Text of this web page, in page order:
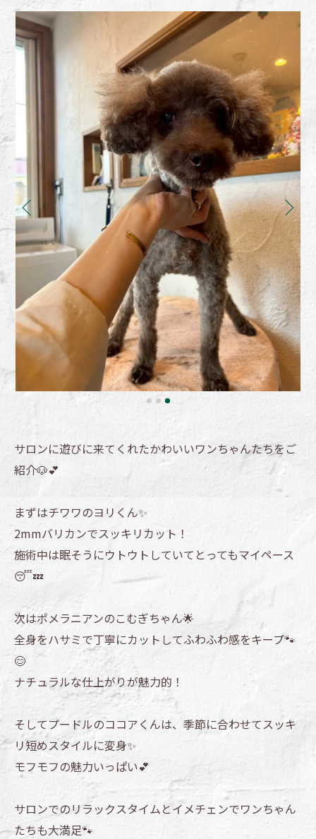
サロンに遊びに来てくれたかわいいワンちゃんたちをご
紹介🐶💕
まずはチワワのヨリくん✨
2mmバリカンでスッキリカット！
施術中は眠そうにウトウトしていてとってもマイペース
😴💤
次はポメラニアンのこむぎちゃん🌟
全身をハサミで丁寧にカットしてふわふわ感をキープ🐾
😊
ナチュラルな仕上がりが魅力的！
そしてプードルのココアくんは、季節に合わせてスッキ
リ短めスタイルに変身✨
モフモフの魅力いっぱい💕
サロンでのリラックスタイムとイメチェンでワンちゃん
たちも大満足🐾